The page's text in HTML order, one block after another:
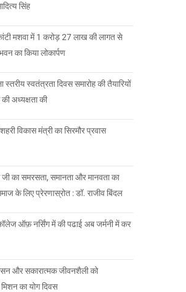
सिंह
मशवा में 1 करोड़ 27 लाख की लागत से
का किया लोकार्पण
स्तरीय स्वतंत्रता दिवस समारोह की तैयारियों
अध्यक्षता की
विकास मंत्री का सिरमौर प्रवास
का समरसता, समानता और मानवता का
के लिए प्रेरणास्रोत : डॉ. राजीव बिंदल
कॉलेज ऑफ़ नर्सिंग में की पढाई अब जर्मनी में कर
और सकारात्मक जीवनशैली को
मिशन का योग दिवस